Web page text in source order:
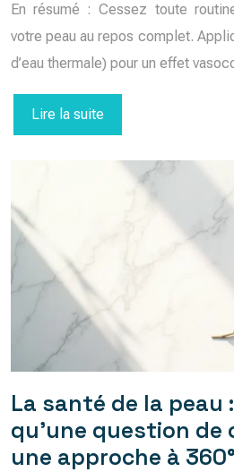
En résumé : Cessez toute
votre peau au repos complet.
d’eau thermale) pour un effet
Lire la suite
La santé de la peau
qu’une question de
une approche à 360°